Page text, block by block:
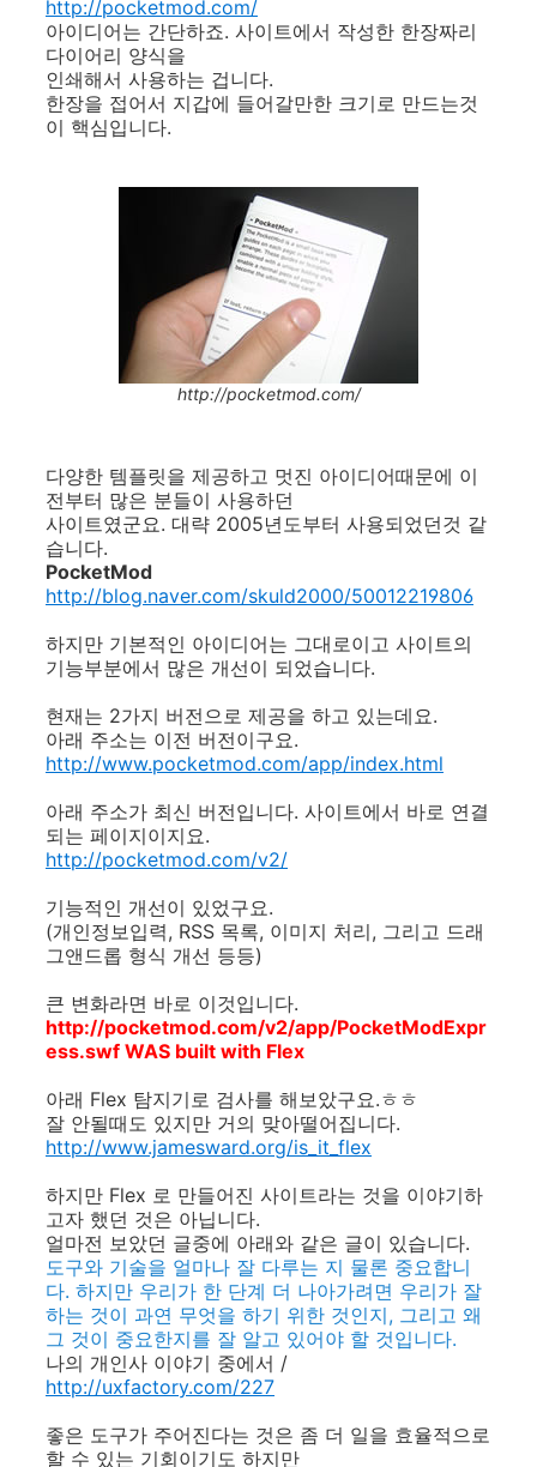
http://pocketmod.com/
아이디어는 간단하죠. 사이트에서 작성한 한장짜리
다이어리 양식을
인쇄해서 사용하는 겁니다.
한장을 접어서 지갑에 들어갈만한 크기로 만드는것
이 핵심입니다.
http://pocketmod.com/
다양한 템플릿을 제공하고 멋진 아이디어때문에 이
전부터 많은 분들이 사용하던
사이트였군요. 대략 2005년도부터 사용되었던것 같
습니다.
PocketMod
http://blog.naver.com/skuld2000/50012219806
하지만 기본적인 아이디어는 그대로이고 사이트의
기능부분에서 많은 개선이 되었습니다.
현재는 2가지 버전으로 제공을 하고 있는데요.
아래 주소는 이전 버전이구요.
http://www.pocketmod.com/app/index.html
아래 주소가 최신 버전입니다. 사이트에서 바로 연결
되는 페이지이지요.
http://pocketmod.com/v2/
기능적인 개선이 있었구요.
(개인정보입력, RSS 목록, 이미지 처리, 그리고 드래
그앤드롭 형식 개선 등등)
큰 변화라면 바로 이것입니다.
http://pocketmod.com/v2/app/PocketModExpr
ess.swf WAS built with Flex
아래 Flex 탐지기로 검사를 해보았구요.ㅎㅎ
잘 안될때도 있지만 거의 맞아떨어집니다.
http://www.jamesward.org/is_it_flex
하지만 Flex 로 만들어진 사이트라는 것을 이야기하
고자 했던 것은 아닙니다.
얼마전 보았던 글중에 아래와 같은 글이 있습니다.
도구와 기술을 얼마나 잘 다루는 지 물론 중요합니
다. 하지만 우리가 한 단계 더 나아가려면 우리가 잘
하는 것이 과연 무엇을 하기 위한 것인지, 그리고 왜
그 것이 중요한지를 잘 알고 있어야 할 것입니다.
나의 개인사 이야기 중에서 /
http://uxfactory.com/227
좋은 도구가 주어진다는 것은 좀 더 일을 효율적으로
할 수 있는 기회이기도 하지만